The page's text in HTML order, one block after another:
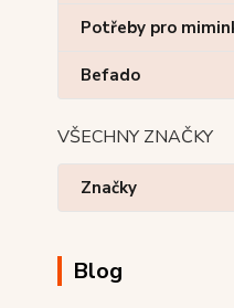
Potřeby pro
Befado
VŠECHNY ZNAČKY
Značky
Blog